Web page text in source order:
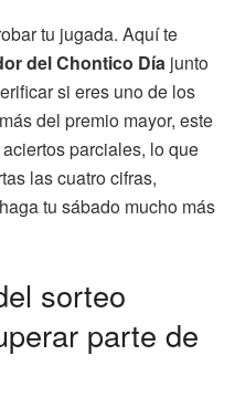
tu jugada. Aquí te
del Chontico Día junto
si eres uno de los
del premio mayor, este
parciales, lo que
las cuatro cifras,
tu sábado mucho más
sorteo
parte de